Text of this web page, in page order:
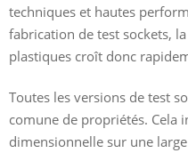
techniques et hautes
fabrication de test sockets,
plastiques croît donc
Toutes les versions de test
comune de propriétés. Cela
dimensionnelle sur une